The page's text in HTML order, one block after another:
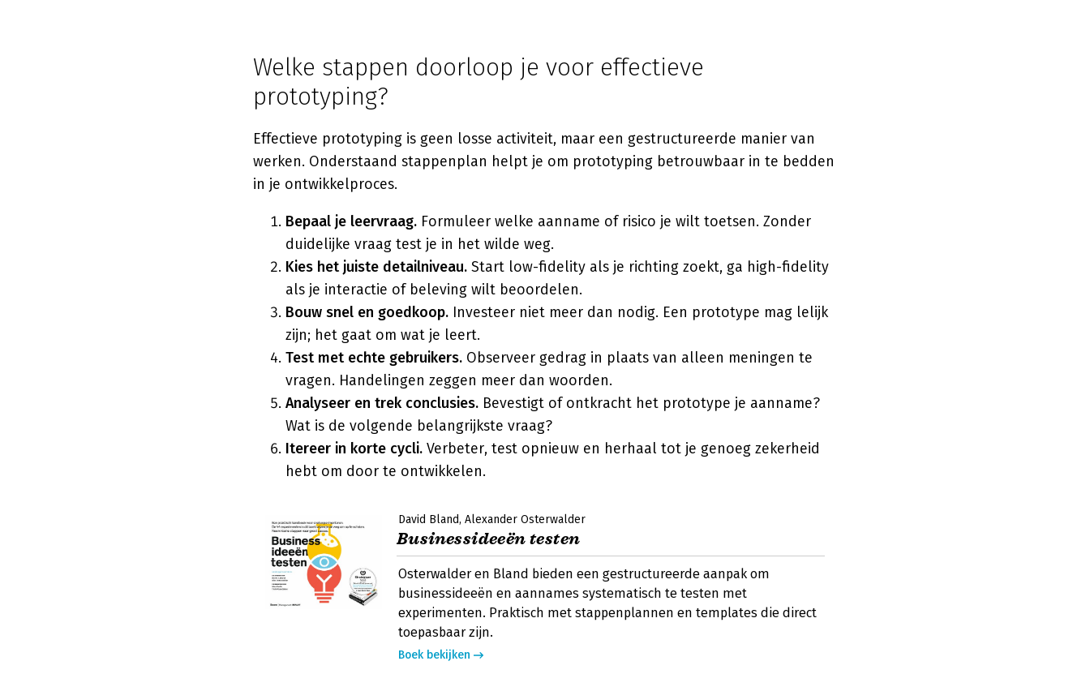
Welke stappen doorloop je voor effectieve
prototyping?
Effectieve prototyping is geen losse activiteit, maar een gestructureerde manier van
werken. Onderstaand stappenplan helpt je om prototyping betrouwbaar in te bedden
in je ontwikkelproces.
Bepaal je leervraag. Formuleer welke aanname of risico je wilt toetsen. Zonder
duidelijke vraag test je in het wilde weg.
Kies het juiste detailniveau. Start low-fidelity als je richting zoekt, ga high-fidelity
als je interactie of beleving wilt beoordelen.
Bouw snel en goedkoop. Investeer niet meer dan nodig. Een prototype mag lelijk
zijn; het gaat om wat je leert.
Test met echte gebruikers. Observeer gedrag in plaats van alleen meningen te
vragen. Handelingen zeggen meer dan woorden.
Analyseer en trek conclusies. Bevestigt of ontkracht het prototype je aanname?
Wat is de volgende belangrijkste vraag?
Itereer in korte cycli. Verbeter, test opnieuw en herhaal tot je genoeg zekerheid
hebt om door te ontwikkelen.
David Bland Alexander Osterwalder
Businessideeën testen
Osterwalder en Bland bieden een gestructureerde aanpak om
businessideeën en aannames systematisch te testen met
experimenten. Praktisch met stappenplannen en templates die direct
toepasbaar zijn.
Boek bekijken